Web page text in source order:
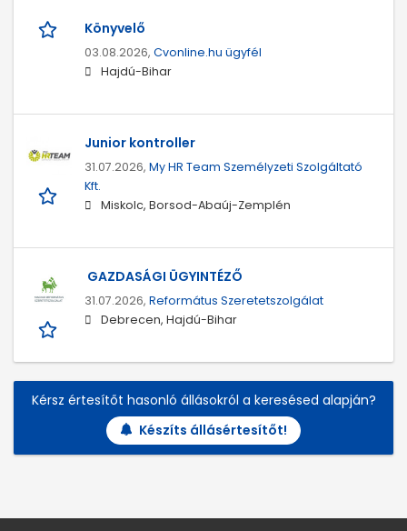
Könyvelő
03.08.2026, Cvonline.hu ügyfél
Hajdú-Bihar
Junior kontroller
31.07.2026, My HR Team Személyzeti Szolgáltató
Kft.
Miskolc, Borsod-Abaúj-Zemplén
GAZDASÁGI ÜGYINTÉZŐ
31.07.2026, Református Szeretetszolgálat
Debrecen, Hajdú-Bihar
Kérsz értesítőt hasonló állásokról a keresésed alapján?
Készíts állásértesítőt!